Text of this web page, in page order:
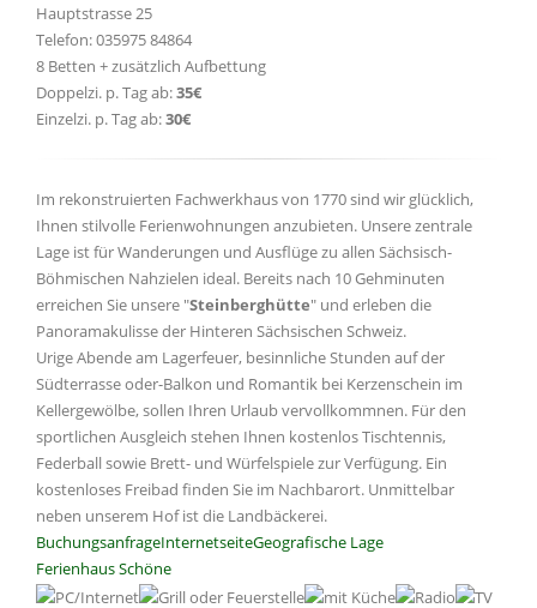
Hauptstrasse 25
Telefon: 035975 84864
8 Betten + zusätzlich Aufbettung
Doppelzi. p. Tag ab:35€
Einzelzi. p. Tag ab:30€
Im rekonstruierten Fachwerkhaus von 1770 sind wir glücklich,
Ihnen stilvolle Ferienwohnungen anzubieten. Unsere zentrale
Lage ist für Wanderungen und Ausflüge zu allen Sächsisch-
Böhmischen Nahzielen ideal. Bereits nach 10 Gehminuten
erreichen Sie unsere "Steinberghütte" und erleben die
Panoramakulisse der Hinteren Sächsischen Schweiz.
Urige Abende am Lagerfeuer, besinnliche Stunden auf der
Südterrasse oder-Balkon und Romantik bei Kerzenschein im
Kellergewölbe, sollen Ihren Urlaub vervollkommnen. Für den
sportlichen Ausgleich stehen Ihnen kostenlos Tischtennis,
Federball sowie Brett- und Würfelspiele zur Verfügung. Ein
kostenloses Freibad finden Sie im Nachbarort. Unmittelbar
neben unserem Hof ist die Landbäckerei.
BuchungsanfrageInternetseiteGeografische Lage
Ferienhaus Schöne